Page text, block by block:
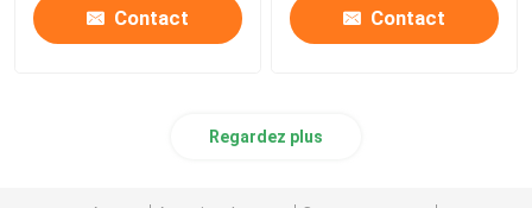
Contact Contact
Regardez plus